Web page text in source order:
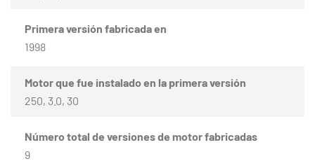
Primera versión fabricada en
1998
Motor que fue instalado en la primera versión
250, 3.0, 30
Número total de versiones de motor fabricadas
9